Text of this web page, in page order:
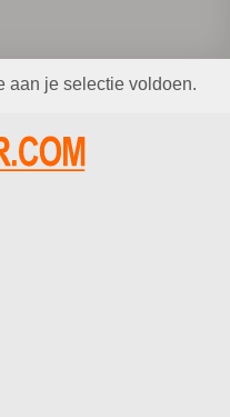
aan je selectie voldoen.